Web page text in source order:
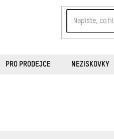
PRO PRODEJCE NEZISKOVKY